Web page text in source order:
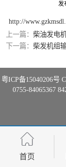
发
http://
上一篇： 柴油发电
下一篇： 柴发机组
粤ICP备15040206号
0755-84065367
首页